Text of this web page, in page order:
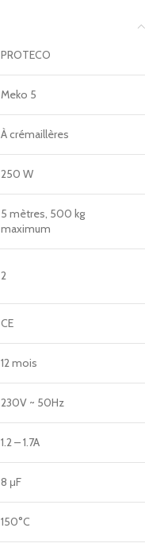
PROTECO
Meko 5
À crémaillères
250 W
5 mètres, 500 kg
maximum
2
CE
12 mois
230V ~ 50Hz
1.2 – 1.7A
8 μF
150°C